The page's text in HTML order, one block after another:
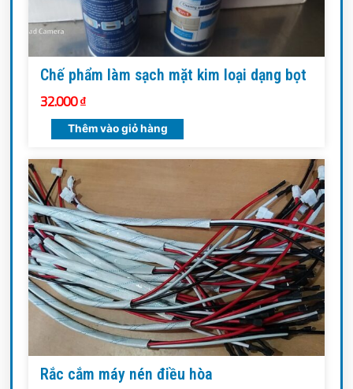
Chế phẩm làm sạch mặt kim loại dạng bọt
32.000₫
Thêm vào giỏ hàng
Rắc cắm máy nén điều hòa